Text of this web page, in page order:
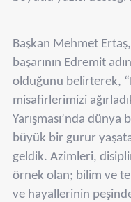
Başkan Mehmet
başarının Edremit
olduğunu belirterek,
misafirlerimizi
Yarışması’nda
büyük bir gurur
geldik. Azimleri,
örnek olan; bilim ve
ve hayallerinin